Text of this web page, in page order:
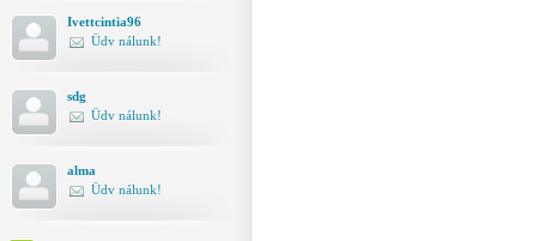
Ivettcintia96
Üdv nálunk!
sdg
Üdv nálunk!
alma
Üdv nálunk!